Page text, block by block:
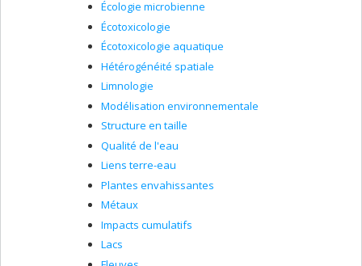
Écologie microbienne
Écotoxicologie
Écotoxicologie aquatique
Hétérogénéité spatiale
Limnologie
Modélisation environnementale
Structure en taille
Qualité de l'eau
Liens terre-eau
Plantes envahissantes
Métaux
Impacts cumulatifs
Lacs